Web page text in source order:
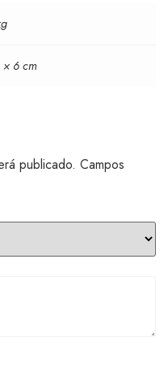
× 6 cm
publicado. Campos